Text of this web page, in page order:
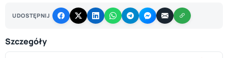
UDOSTĘPNIJ
Szczegóły